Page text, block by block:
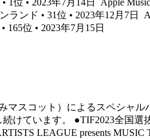
1位 • 2023年7月14日
Apple
ンド • 31位 • 2023年12月7日
位 • 2023年7月15日
マスコット）によるスペシャ
ています。 ●TIF2023全国選
LEAGUE presents